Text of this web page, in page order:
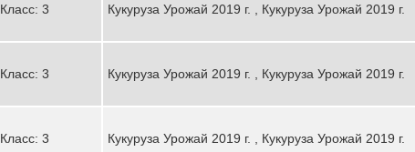
Класс: 3 Кукуруза Урожай 2019 г. , Кукуруза Урожай 2019 г.
Класс: 3 Кукуруза Урожай 2019 г. , Кукуруза Урожай 2019 г.
Класс: 3 Кукуруза Урожай 2019 г. , Кукуруза Урожай 2019 г.